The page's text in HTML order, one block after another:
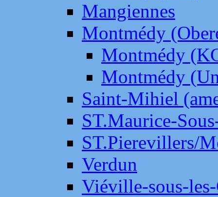
Mangiennes
Montmédy
Montmédy
Montmédy
Saint-Mihiel
ST.Maurice-
ST.Pierevillers/
Verdun
Viéville-sous-